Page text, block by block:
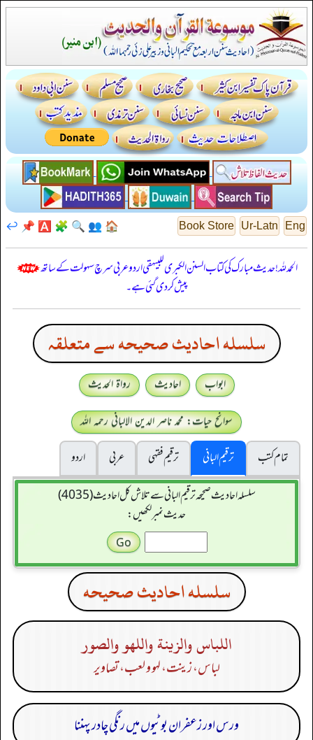
Eng
Ur-Latn
Book Store
🏠
👥
🔍
🧩
🅰️
📌
↩️
الحمدللہ! حدیث مبارک کی کتاب السنن الكبرى للبيهقي اردو عربی سرچ سہولت کے ساتھ
پیش کر دی گئی ہے۔
سلسله احاديث صحيحه سے متعلقہ
ابواب احادیث
رواۃ الحدیث
سوانح حیات: محمد ناصر الدین الالبانی رحمہ اللہ
تمام کتب
ترقیم البانی ترقيم فقہی عربی
اردو
سلسله احاديث صحيحه ترقیم البانی سے تلاش کل احادیث (4035)
حدیث نمبر لکھیں:
سلسله احاديث صحيحه
اللباس والزينة واللهو والصور
لباس، زینت، لہو و لعب، تصاویر
ورس اور زعفران بوٹیوں میں رنگی چادر پہننا